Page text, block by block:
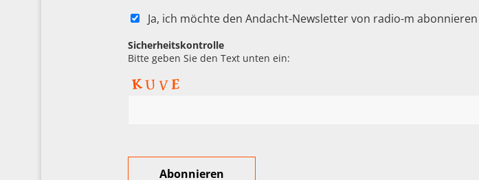
Ja, ich möchte den Andacht-Newsletter von radio-m abonnieren
Sicherheitskontrolle
Bitte geben Sie den Text unten ein: